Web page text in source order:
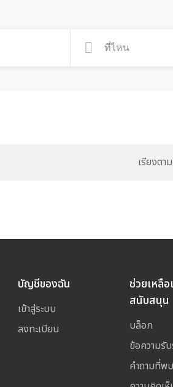
เรียงตาม
บัญชีของฉัน
เข้าสู่ระบบ
ลงทะเบียน
ช่วยเหลือ
สนับสนุน
บล็อก
ข้อความรั
คำถามที่พ